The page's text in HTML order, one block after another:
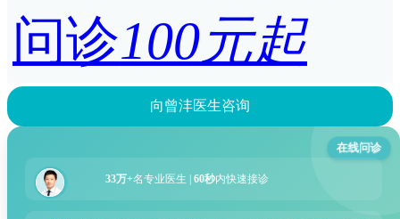
问诊100元起
向曾沣医生咨询
在线问诊
33万+名专业医生 | 60秒内快速接诊